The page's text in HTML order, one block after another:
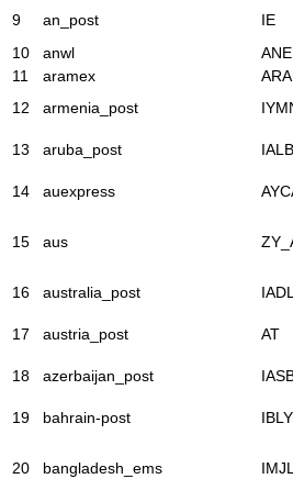
9
an_post IE
10
anwl ANE
11
aramex
12
armenia_post
13
aruba_post
14
auexpress
15 aus
16
australia_post
17
austria_post AT
18
azerbaijan_post
19
bahrain-post
20 bangladesh_ems